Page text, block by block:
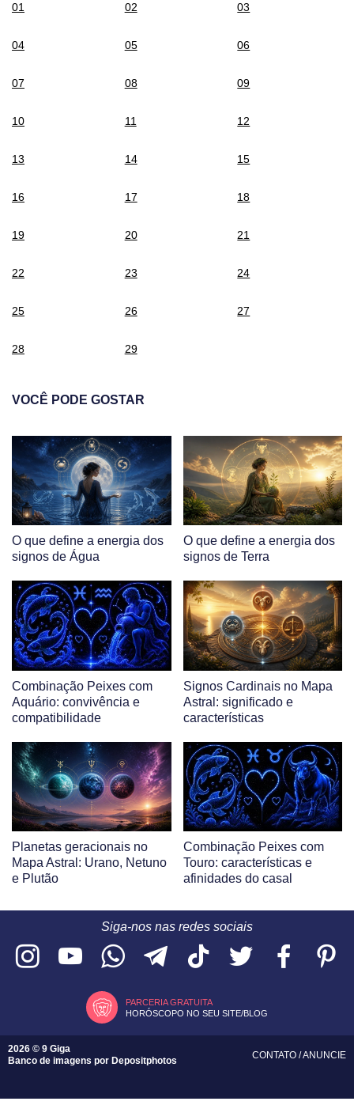
01 02 03
04 05 06
07 08 09
10 11 12
13 14 15
16 17 18
19 20 21
22 23 24
25 26 27
28 29
VOCÊ PODE GOSTAR
O que define a energia dos
signos de Água
O que define a energia dos
signos de Terra
Combinação Peixes com
Aquário: convivência e
compatibilidade
Signos Cardinais no Mapa
Astral: significado e
características
Planetas geracionais no
Mapa Astral: Urano, Netuno
e Plutão
Combinação Peixes com
Touro: características e
afinidades do casal
Siga-nos nas redes sociais
PARCERIA GRATUITA
HORÓSCOPO NO SEU SITE/BLOG
2026 © 9 Giga
Banco de imagens por Depositphotos
CONTATO /ANUNCIE